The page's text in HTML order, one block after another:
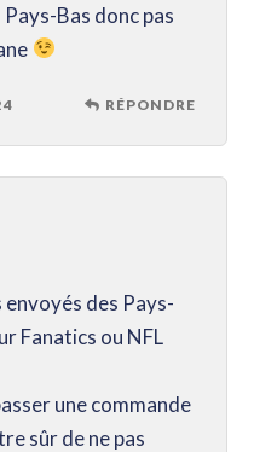
Bas donc pas
RÉPONDRE
des Pays-
Fanatics ou NFL
une commande
sûr de ne pas